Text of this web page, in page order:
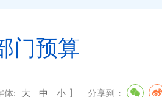
门预算
体: 大 中 小 】 分享到：